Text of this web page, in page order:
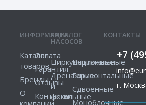
КОНТАКТЫ
+7
г.
ИНФОРМАЦИЯ
Каталог
товаров
Бренды
О
Оплата
Гарантия
Отзывы
Контакты
КАТАЛОГ
НАСОСОВ
Циркуляционные
Дренажные
и
фекальные
Вертикальные
Горизонтальные
Сдвоенные
Моноблочные